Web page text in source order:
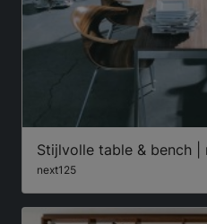
Stijlvolle table & bench |
next125